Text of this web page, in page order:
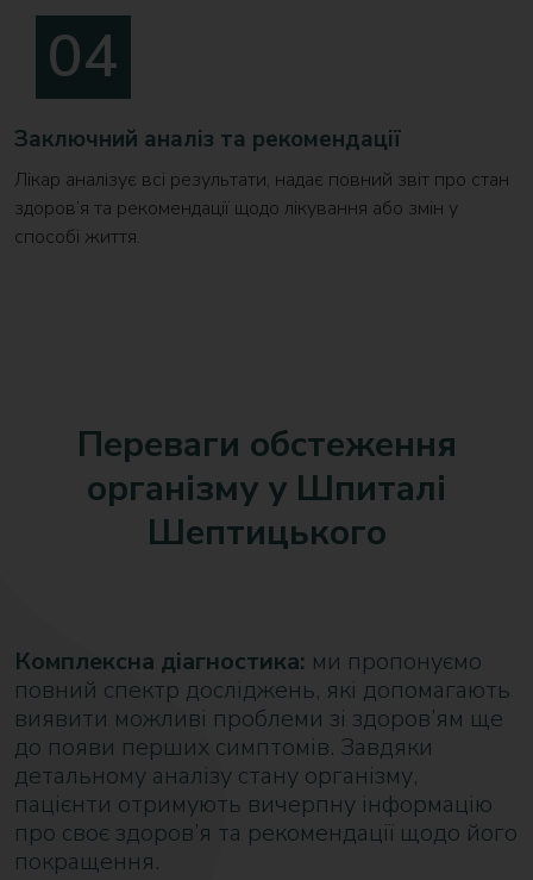
Заключний аналіз та рекомендації
Лікар аналізує всі результати, надає повний звіт про стан
здоров’я та рекомендації щодо лікування або змін у
способі життя.
Переваги обстеження
організму у Шпиталі
Шептицького
Комплексна діагностика: ми пропонуємо
повний спектр досліджень, які допомагають
виявити можливі проблеми зі здоров’ям ще
до появи перших симптомів. Завдяки
детальному аналізу стану організму,
пацієнти отримують вичерпну інформацію
про своє здоров’я та рекомендації щодо його
покращення.